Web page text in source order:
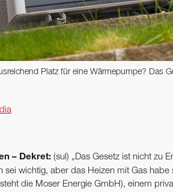
Platz für eine Wärmepumpe? Das
– Dekret: (sul) „Das Gesetz ist nicht zu
sei wichtig, aber das Heizen mit Gas
die Moser Energie GmbH), einem